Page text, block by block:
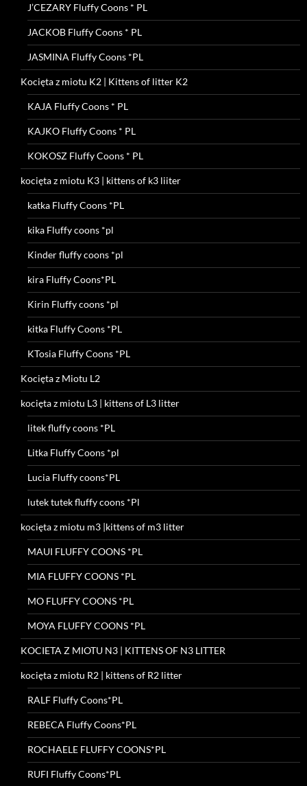
J’CEZARY Fluffy Coons * PL
JACKOB Fluffy Coons * PL
JASMINA Fluffy Coons *PL
Kocięta z miotu K2 | Kittens of litter K2
KAJA Fluffy Coons * PL
KAJKO Fluffy Coons * PL
KOKOSZ Fluffy Coons * PL
kocięta z miotu K3 | kittens of k3 liiter
katka Fluffy Coons *PL
kika Fluffy coons *pl
Kinder fluffy coons *pl
kira Fluffy Coons*PL
Kirin Fluffy coons *pl
kitka Fluffy Coons *PL
KTosia Fluffy Coons *PL
Kocięta z Miotu L2
kocięta z miotu L3 | kittens of L3 litter
litek fluffy coons *PL
Litka Fluffy Coons *pl
Lucia Fluffy coons*PL
lutek tutek fluffy coons *Pl
kocięta z miotu m3 |kittens of m3 litter
MAUI FLUFFY COONS *PL
MIA FLUFFY COONS *PL
MO FLUFFY COONS *PL
MOYA FLUFFY COONS *PL
KOCIETA Z MIOTU N3 | KITTENS OF N3 LITTER
kocięta z miotu R2 | kittens of R2 litter
RALF Fluffy Coons*PL
REBECA Fluffy Coons*PL
ROCHAELE FLUFFY COONS*PL
RUFI Fluffy Coons*PL